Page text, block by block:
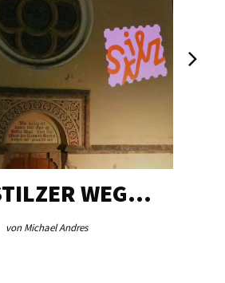
WEG…
von Michael Andres